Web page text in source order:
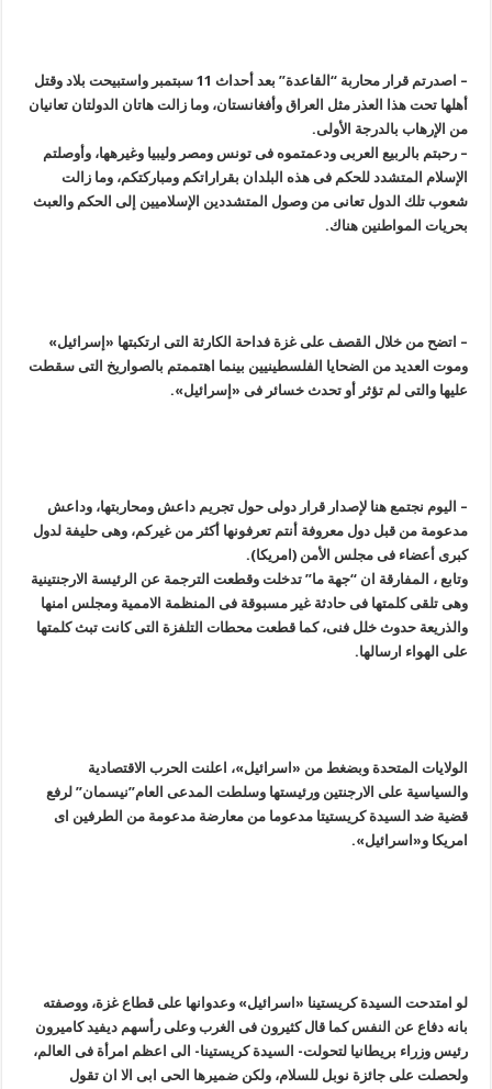
– اصدرتم قرار محاربة “القاعدة” بعد أحداث 11 سبتمبر واستبیحت بلاد وقتل
أهلها تحت هذا العذر مثل العراق وأفغانستان، وما زالت هاتان الدولتان تعانیان
من الإرهاب بالدرجة الأولى.
– رحبتم بالربیع العربی ودعمتموه فی تونس ومصر ولیبیا وغیرهها، وأوصلتم
الإسلام المتشدد للحکم فی هذه البلدان بقراراتکم ومبارکتکم، وما زالت
شعوب تلك الدول تعانی من وصول المتشددین الإسلامیین إلى الحکم والعبث
بحریات المواطنین هناك.
– اتضح من خلال القصف على غزة فداحة الکارثة التی ارتکبتها «إسرائیل»
وموت العدید من الضحایا الفلسطینیین بینما اهتممتم بالصواریخ التی سقطت
علیها والتی لم تؤثر أو تحدث خسائر فی «إسرائیل».
– الیوم نجتمع هنا لإصدار قرار دولی حول تجریم داعش ومحاربتها، وداعش
مدعومة من قبل دول معروفة أنتم تعرفونها أکثر من غیرکم، وهی حلیفة لدول
کبرى أعضاء فی مجلس الأمن (امریکا).
وتابع ، المفارقة ان “جهة ما” تدخلت وقطعت الترجمة عن الرئیسة الارجنتینیة
وهی تلقی کلمتها فی حادثة غیر مسبوقة فی المنظمة الاممیة ومجلس امنها
والذریعة حدوث خلل فنی، کما قطعت محطات التلفزة التی کانت تبث کلمتها
على الهواء ارسالها.
الولایات المتحدة وبضغط من «اسرائیل»، اعلنت الحرب الاقتصادیة
والسیاسیة على الارجنتین ورئیستها وسلطت المدعی العام”نیسمان” لرفع
قضیة ضد السیدة کریستیتا مدعوما من معارضة مدعومة من الطرفین ای
امریکا و«اسرائیل».
لو امتدحت السیدة کریستینا «اسرائیل» وعدوانها على قطاع غزة، ووصفته
بانه دفاع عن النفس کما قال کثیرون فی الغرب وعلى رأسهم دیفید کامیرون
رئیس وزراء بریطانیا لتحولت- السیدة کریستینا- الى اعظم امرأة فی العالم،
ولحصلت على جائزة نوبل للسلام، ولکن ضمیرها الحی ابى الا ان تقول